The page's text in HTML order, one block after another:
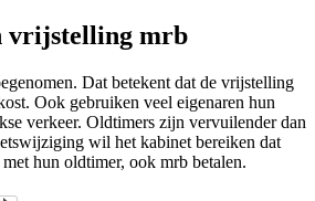
vrijstelling mrb
Dat betekent dat de vrijstelling
Ook gebruiken veel eigenaren hun
verkeer. Oldtimers zijn vervuilender dan
wil het kabinet bereiken dat
hun oldtimer, ook mrb betalen.